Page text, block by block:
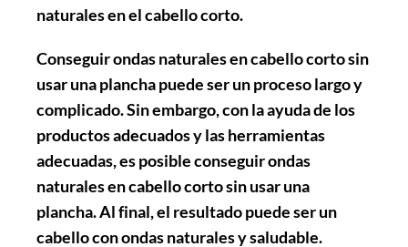
naturales en el cabello corto.
Conseguir ondas naturales en cabello corto sin
usar una plancha puede ser un proceso largo y
complicado. Sin embargo, con la ayuda de los
productos adecuados y las herramientas
adecuadas, es posible conseguir ondas
naturales en cabello corto sin usar una
plancha. Al final, el resultado puede ser un
cabello con ondas naturales y saludable.